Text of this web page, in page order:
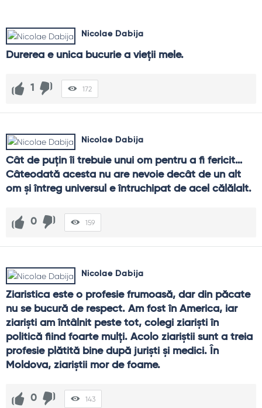
Nicolae Dabija
Durerea e unica bucurie a vieţii mele.
1 172
Nicolae Dabija
Cât de puţin îi trebuie unui om pentru a fi fericit…
Câteodată acesta nu are nevoie decât de un alt
om şi întreg universul e întruchipat de acel călălalt.
0 159
Nicolae Dabija
Ziaristica este o profesie frumoasă, dar din păcate
nu se bucură de respect. Am fost în America, iar
ziarişti am întâlnit peste tot, colegi ziarişti în
politică fiind foarte mulţi. Acolo ziariştii sunt a treia
profesie plătită bine după jurişti şi medici. În
Moldova, ziariştii mor de foame.
0 143